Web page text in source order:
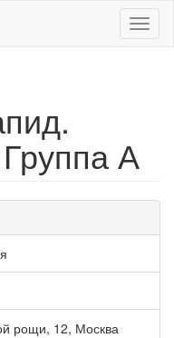
А
рощи, 12, Москва